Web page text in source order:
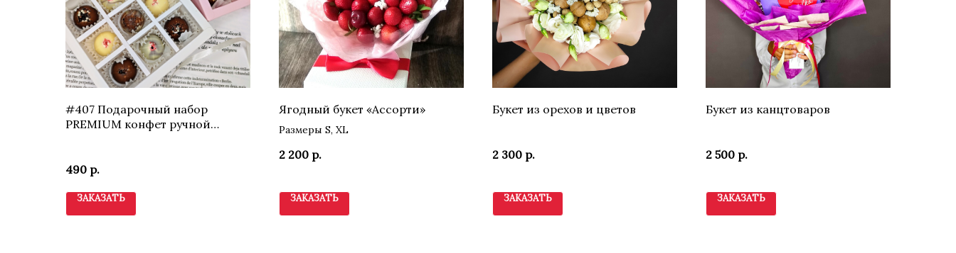
#407 Подарочный набор
PREMIUM конфет ручной
490 р.
ЗАКАЗАТЬ
Ягодный букет «Ассорти»
Размеры S, XL
2 200 р.
ЗАКАЗАТЬ
Букет из орехов и цветов
2 300 р.
ЗАКАЗАТЬ
Букет из канцтоваров
2 500 р.
ЗАКАЗАТЬ